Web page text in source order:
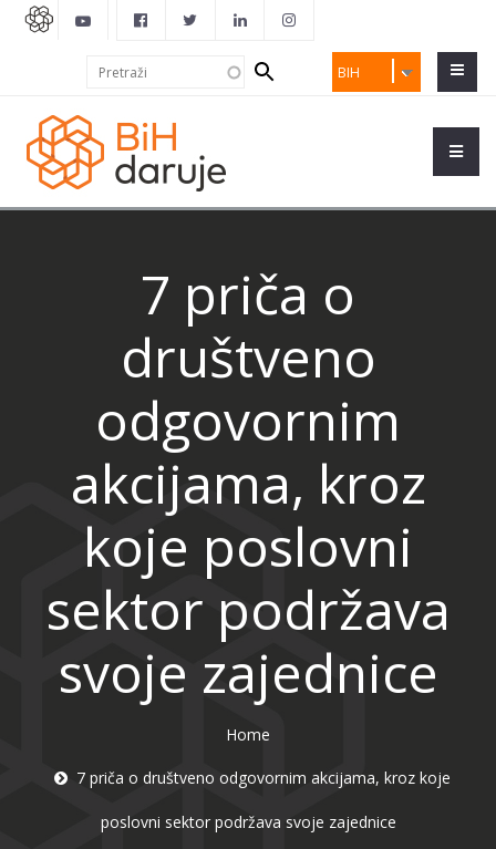
BIH
Search
form
7 priča o
društveno
odgovornim
akcijama, kroz
koje poslovni
sektor podržava
svoje zajednice
Home
7 priča o društveno odgovornim akcijama, kroz koje
poslovni sektor podržava svoje zajednice